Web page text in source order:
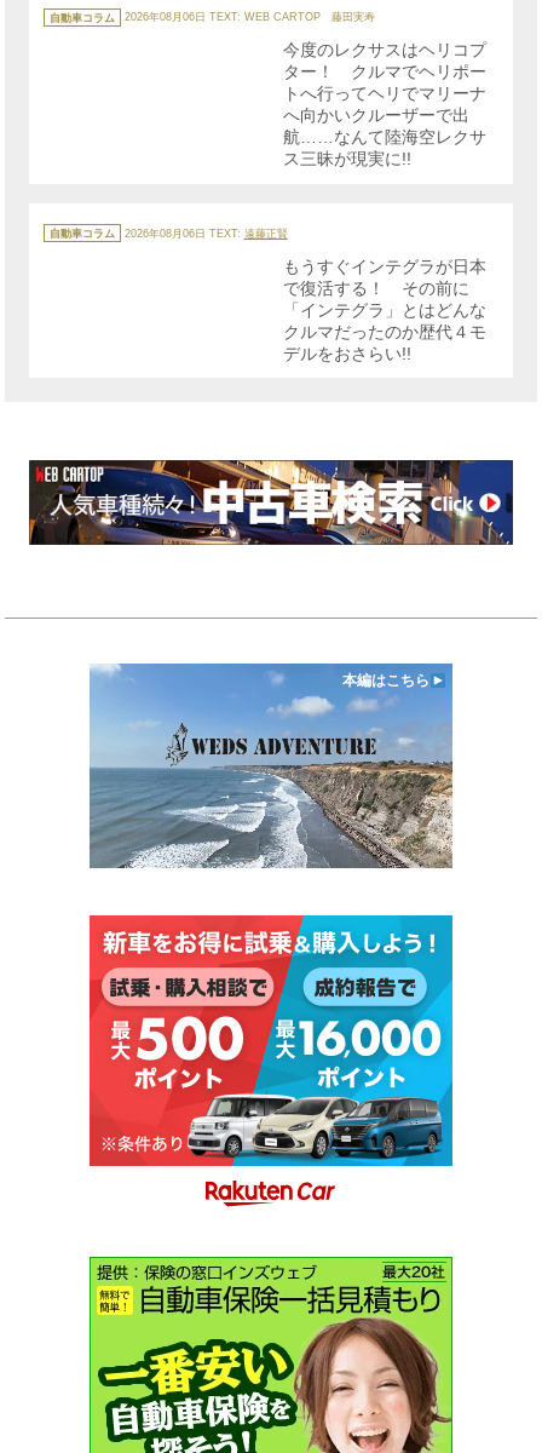
テ
ゴ
自動車コラム 2026年08月06日 TEXT: WEB CARTOP 藤田実寿
今度のレクサスはヘリコプ
ター！ クルマでヘリポー
トへ行ってヘリでマリーナ
へ向かいクルーザーで出
航……なんて陸海空レクサ
ス三昧が現実に!!
テ
ゴ
自動車コラム 2026年08月06日 TEXT: 遠藤正賢
もうすぐインテグラが日本
で復活する！ その前に
「インテグラ」とはどんな
クルマだったのか歴代４モ
デルをおさらい!!
本編はこちら